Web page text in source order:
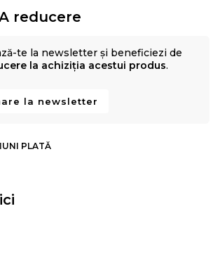
reducere
te la newsletter și beneficiezi de
la achiziția acestui produs.
la newsletter
PLATĂ